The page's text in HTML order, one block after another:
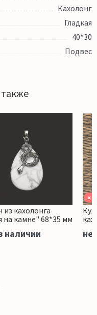
Кахолонг
Гладкая
40*30
Подвес
из кахолонга
на камне" 68*35 мм
наличии
×